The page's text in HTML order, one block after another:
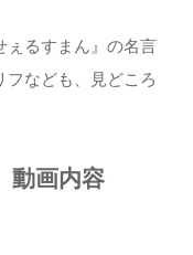
ぇるすまん』の名言
フなども、見どころ
動画内容